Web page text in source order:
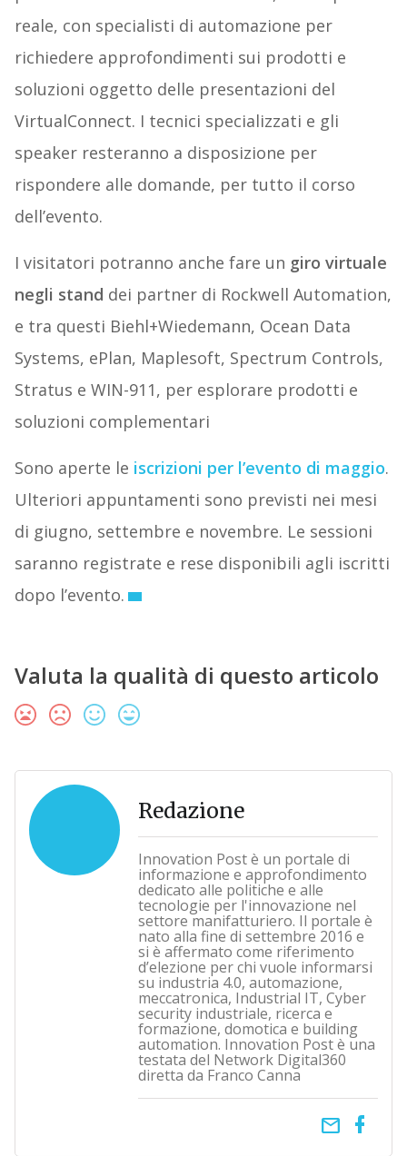
reale, con specialisti di automazione per
richiedere approfondimenti sui prodotti e
soluzioni oggetto delle presentazioni del
VirtualConnect. I tecnici specializzati e gli
speaker resteranno a disposizione per
rispondere alle domande, per tutto il corso
dell’evento.
I visitatori potranno anche fare un giro virtuale
negli stand dei partner di Rockwell Automation,
e tra questi Biehl+Wiedemann, Ocean Data
Systems, ePlan, Maplesoft, Spectrum Controls,
Stratus e WIN-911, per esplorare prodotti e
soluzioni complementari
Sono aperte le iscrizioni per l’evento di maggio.
Ulteriori appuntamenti sono previsti nei mesi
di giugno, settembre e novembre. Le sessioni
saranno registrate e rese disponibili agli iscritti
dopo l’evento.
Valuta la qualità di questo articolo
Redazione
Innovation Post è un portale di
informazione e approfondimento
dedicato alle politiche e alle
tecnologie per l'innovazione nel
settore manifatturiero. Il portale è
nato alla fine di settembre 2016 e
si è affermato come riferimento
d’elezione per chi vuole informarsi
su industria 4.0, automazione,
meccatronica, Industrial IT, Cyber
security industriale, ricerca e
formazione, domotica e building
automation. Innovation Post è una
testata del Network Digital360
diretta da Franco Canna
email